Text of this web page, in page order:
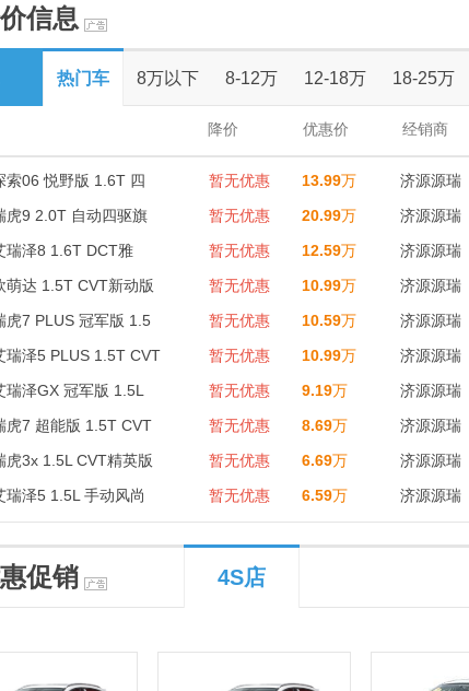
信息
热门车 8万以下 8-12万 12-18万 18-25万
降价 优惠价 经销商
索06 悦野版 1.6T 四 暂无优惠 13.99万 济源源瑞
虎9 2.0T 自动四驱旗 暂无优惠 20.99万 济源源瑞
瑞泽8 1.6T DCT雅 暂无优惠 12.59万 济源源瑞
萌达 1.5T CVT新动版 暂无优惠 10.99万 济源源瑞
虎7 PLUS 冠军版 1.5 暂无优惠 10.59万 济源源瑞
瑞泽5 PLUS 1.5T CVT 暂无优惠 10.99万 济源源瑞
瑞泽GX 冠军版 1.5L 暂无优惠 9.19万 济源源瑞
虎7 超能版 1.5T CVT 暂无优惠 8.69万 济源源瑞
虎3x 1.5L CVT精英版 暂无优惠 6.69万 济源源瑞
瑞泽5 1.5L 手动风尚 暂无优惠 6.59万 济源源瑞
促销 4S店